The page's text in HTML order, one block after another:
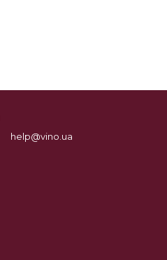
help@vino.ua